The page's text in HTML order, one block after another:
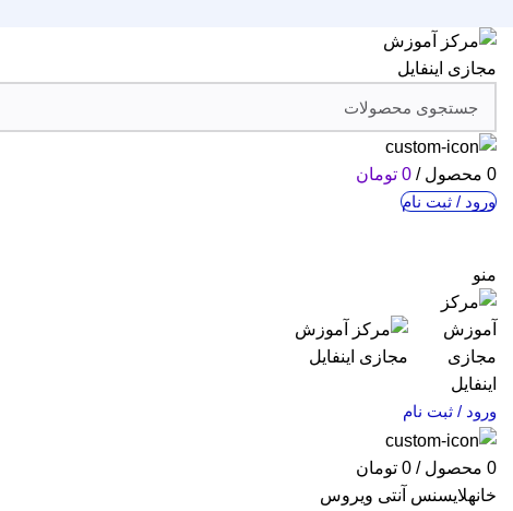
0 محصول /
0 تومان
ورود / ثبت نام
منو
ورود / ثبت نام
0 محصول /
0 تومان
خانهلایسنس آنتی ویروس